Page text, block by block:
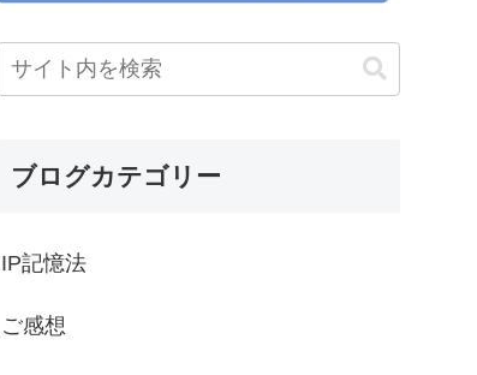
ブログカテゴリー
IP記憶法
ご感想